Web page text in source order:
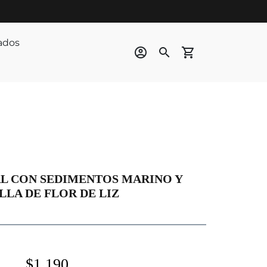
account_circle search shopping_cart
CON SEDIMENTOS MARINO Y
DE FLOR DE LIZ